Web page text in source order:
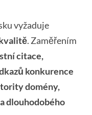
vyžaduje
. Zaměřením
citace,
konkurence
domény,
dlouhodobého